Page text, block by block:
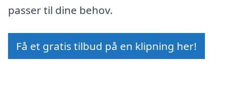
passer til dine behov.
Få et gratis tilbud på en klipning her!